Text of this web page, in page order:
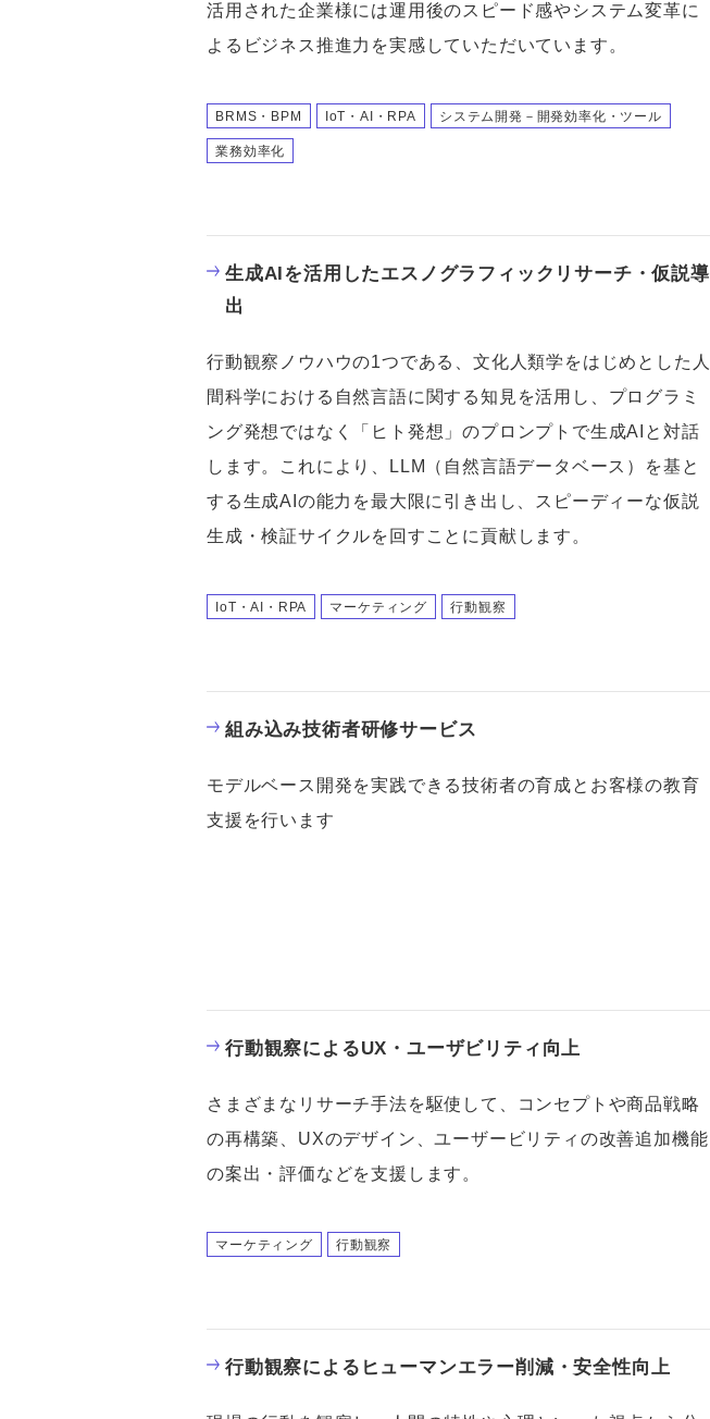
活用された企業様には運用後のスピード感やシステム変革に
よるビジネス推進力を実感していただいています。
BRMS・BPM IoT・AI・RPA システム開発－開発効率化・ツール
業務効率化
生成AIを活用したエスノグラフィックリサーチ・仮説導
出
行動観察ノウハウの1つである、文化人類学をはじめとした人
間科学における自然言語に関する知見を活用し、プログラミ
ング発想ではなく「ヒト発想」のプロンプトで生成AIと対話
します。これにより、LLM（自然言語データベース）を基と
する生成AIの能力を最大限に引き出し、スピーディーな仮説
生成・検証サイクルを回すことに貢献します。
IoT・AI・RPA マーケティング 行動観察
組み込み技術者研修サービス
モデルベース開発を実践できる技術者の育成とお客様の教育
支援を行います
行動観察によるUX・ユーザビリティ向上
さまざまなリサーチ手法を駆使して、コンセプトや商品戦略
の再構築、UXのデザイン、ユーザービリティの改善追加機能
の案出・評価などを支援します。
マーケティング 行動観察
行動観察によるヒューマンエラー削減・安全性向上